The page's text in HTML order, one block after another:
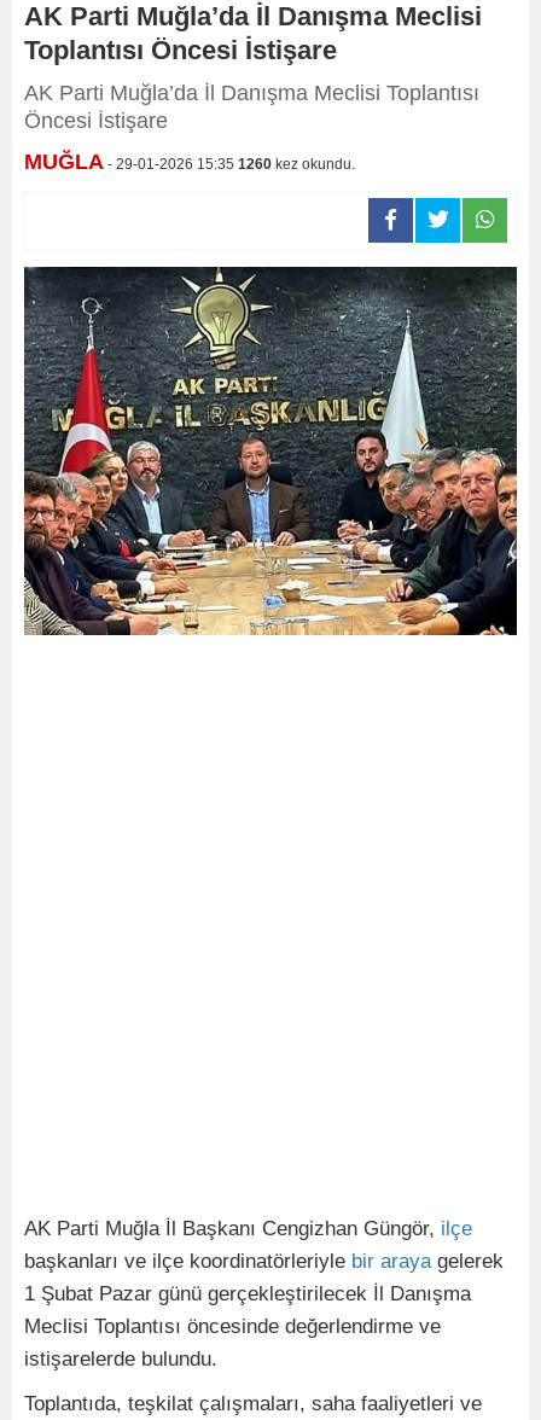
AK Parti Muğla’da İl Danışma Meclisi
Toplantısı Öncesi İstişare
AK Parti Muğla’da İl Danışma Meclisi Toplantısı
Öncesi İstişare
MUĞLA - 29-01-2026 15:35 1260 kez okundu.
AK Parti Muğla İl Başkanı Cengizhan Güngör, ilçe
başkanları ve ilçe koordinatörleriyle bir arayagelerek
1 Şubat Pazar günü gerçekleştirilecek İl Danışma
Meclisi Toplantısı öncesinde değerlendirme ve
istişarelerde bulundu.
Toplantıda, teşkilat çalışmaları, saha faaliyetleri ve